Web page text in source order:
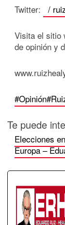
Twitter: /
Visita el sitio
de opinión y
#Opinión
Te puede
Elecciones
Europa –